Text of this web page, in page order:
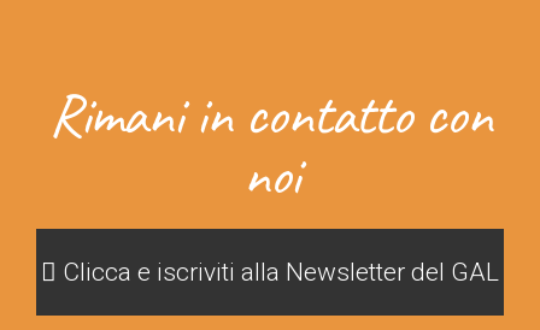
Rimani in contatto con
noi
Clicca e iscriviti alla Newsletter del GAL